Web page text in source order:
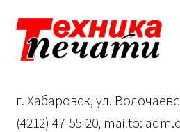
Перейти
навигации
Перейти
содержимому
Сервисный центр
г. Хабаровск, ул.
(4212) 47-55-20, mailto: